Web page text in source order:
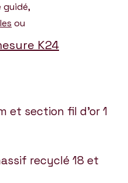
ou
K24
et section fil d’or 1
recyclé 18 et